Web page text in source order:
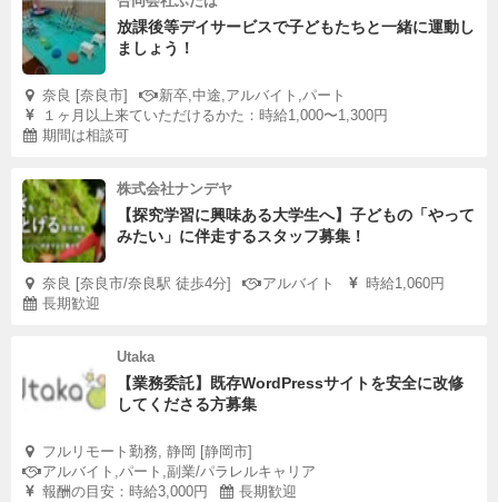
放課後等デイサービスで子どもたちと一緒に運動し
ましょう！
奈良 [奈良市]
新卒,中途,アルバイト,パート
１ヶ月以上来ていただけるかた：時給1,000〜1,300円
期間は相談可
株式会社ナンデヤ
【探究学習に興味ある大学生へ】子どもの「やって
みたい」に伴走するスタッフ募集！
奈良 [奈良市/奈良駅 徒歩4分] アルバイト
時給1,060円
長期歓迎
Utaka
【業務委託】既存WordPressサイトを安全に改修
してくださる方募集
フルリモート勤務, 静岡 [静岡市]
アルバイト,パート,副業/パラレルキャリア
報酬の目安：時給3,000円
長期歓迎